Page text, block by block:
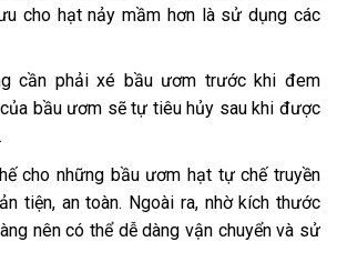
cho hạt nảy mầm hơn là sử dụng các
cần phải xé bầu ươm trước khi đem
bầu ươm sẽ tự tiêu hủy sau khi được
cho những bầu ươm hạt tự chế truyền
tiện, an toàn. Ngoài ra, nhờ kích thước
nên có thể dễ dàng vận chuyển và sử